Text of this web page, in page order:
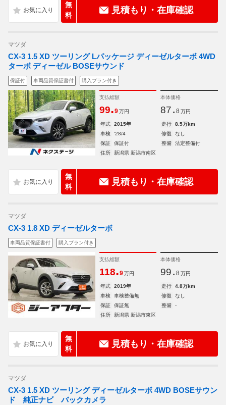
無
料
見積もり・在庫確認
マツダ
CX-3 1.5 XD ツーリング Lパッケージ ディーゼルターボ 4WD
ターボ ディーゼル BOSEサウンド
保証付 車両品質保証書付 購入プラン付き
支払総額
99.9 万円
本体価格
87. 8 万円
年式 2015年 走行
8.5万km
車検
'28/4 修復
なし
保証
保証付 整備
法定整備付
住所
新潟県 新潟市南区
無
料
見積もり・在庫確認
マツダ
CX-3 1.8 XD ディーゼルターボ
車両品質保証書付 購入プラン付き
支払総額
118.9 万円
本体価格
99. 8 万円
年式 2019年 走行
4.8万km
車検
車検整備無 修復
なし
保証
保証無 整備
-
住所
新潟県 新潟市東区
無
料
見積もり・在庫確認
マツダ
CX-3 1.5 XD ツーリング ディーゼルターボ 4WD BOSEサウン
ド 純正ナビ バックカメラ